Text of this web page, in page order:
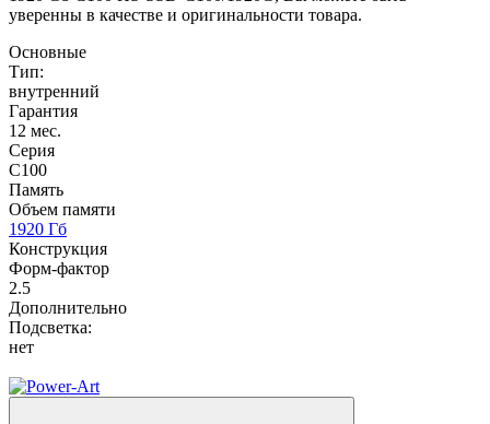
уверенны в качестве и оригинальности товара.
Основные
Тип:
внутренний
Гарантия
12 мес.
Серия
C100
Память
Объем памяти
1920 Гб
Конструкция
Форм-фактор
2.5
Дополнительно
Подсветка:
нет